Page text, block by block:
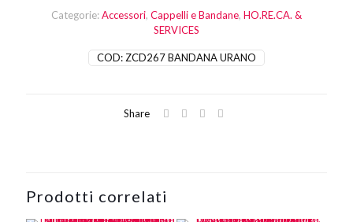
COD:ZCD267 BANDANA URANO
Categorie:Accessori, Cappelli e Bandane, HO.RE.CA. &
SERVICES
Share
Prodotti correlati